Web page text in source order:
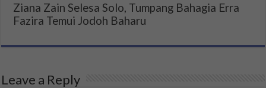
Ziana Zain Selesa Solo, Tumpang Bahagia Erra
Fazira Temui Jodoh Baharu
Leave a Reply